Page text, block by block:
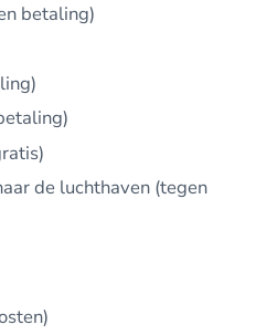
betaling)
de luchthaven (tegen